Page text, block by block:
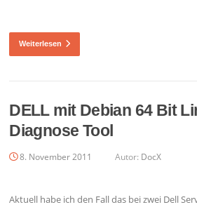
Weiterlesen
DELL mit Debian 64 Bit
Diagnose Tool
8. November 2011 Autor: DocX
Aktuell habe ich den Fall das bei zwei Dell